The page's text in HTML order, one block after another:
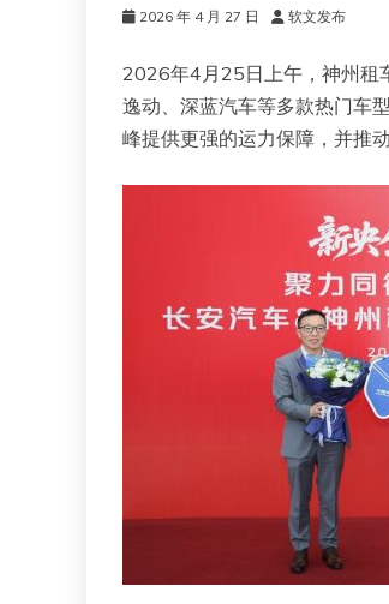
2026 年 4 月 27 日 软文发布
2026年4月25日上午，神州租
逸动、深蓝汽车等多款热门车
峰提供更强的运力保障，并推